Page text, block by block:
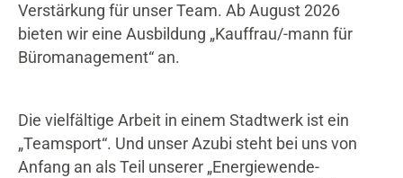
Verstärkung für unser Team. Ab August 2026
bieten wir eine Ausbildung „Kauffrau/-mann für
Büromanagement“ an.
Die vielfältige Arbeit in einem Stadtwerk ist ein
„Teamsport“. Und unser Azubi steht bei uns von
Anfang an als Teil unserer „Energiewende-
Google Tag Manager
Anbieter: